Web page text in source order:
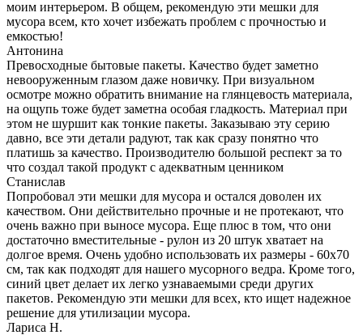
моим интерьером. В общем, рекомендую эти мешки для
мусора всем, кто хочет избежать проблем с прочностью и
емкостью!
Антонина
Превосходные бытовые пакеты. Качество будет заметно
невооруженным глазом даже новичку. При визуальном
осмотре можно обратить внимание на глянцевость материала,
на ощупь тоже будет заметна особая гладкость. Материал при
этом не шуршит как тонкие пакеты. Заказываю эту серию
давно, все эти детали радуют, так как сразу понятно что
платишь за качество. Производителю большой респект за то
что создал такой продукт с адекватным ценником
Станислав
Попробовал эти мешки для мусора и остался доволен их
качеством. Они действительно прочные и не протекают, что
очень важно при выносе мусора. Еще плюс в том, что они
достаточно вместительные - рулон из 20 штук хватает на
долгое время. Очень удобно использовать их размеры - 60х70
см, так как подходят для нашего мусорного ведра. Кроме того,
синий цвет делает их легко узнаваемыми среди других
пакетов. Рекомендую эти мешки для всех, кто ищет надежное
решение для утилизации мусора.
Лариса Н.